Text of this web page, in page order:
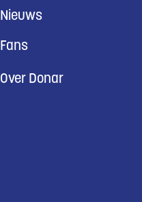
Nieuws
Fans
Over Donar